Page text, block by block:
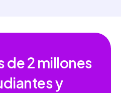
de2 millones
y